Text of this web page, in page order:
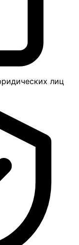
лиц